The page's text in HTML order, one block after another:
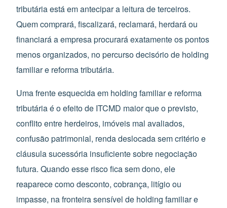
tributária está em antecipar a leitura de terceiros.
Quem comprará, fiscalizará, reclamará, herdará ou
financiará a empresa procurará exatamente os pontos
menos organizados, no percurso decisório de holding
familiar e reforma tributária.
Uma frente esquecida em holding familiar e reforma
tributária é o efeito de ITCMD maior que o previsto,
conflito entre herdeiros, imóveis mal avaliados,
confusão patrimonial, renda deslocada sem critério e
cláusula sucessória insuficiente sobre negociação
futura. Quando esse risco fica sem dono, ele
reaparece como desconto, cobrança, litígio ou
impasse, na fronteira sensível de holding familiar e